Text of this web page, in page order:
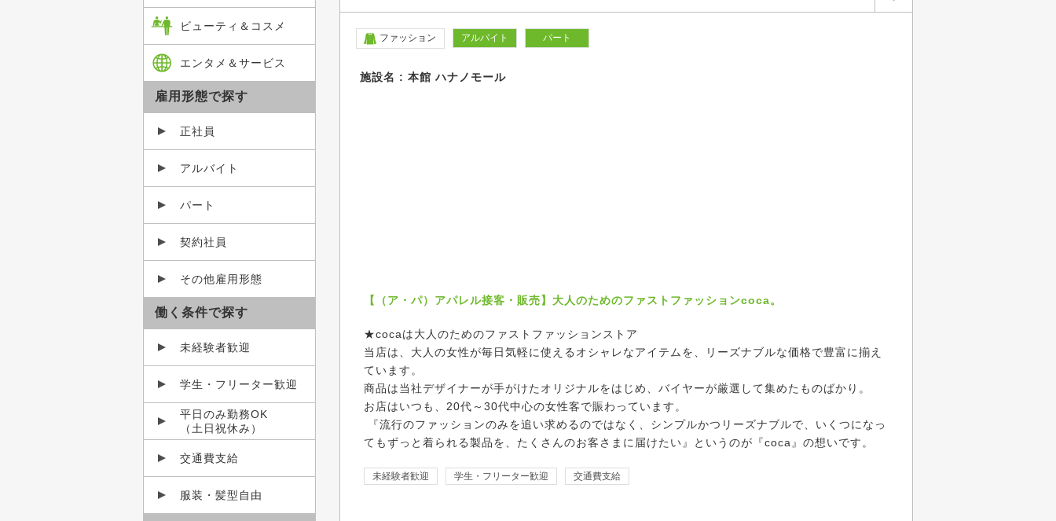
ビューティ＆コスメ
エンタメ＆サービス
雇用形態で探す
正社員
アルバイト
パート
契約社員
その他雇用形態
働く条件で探す
未経験者歓迎
学生・フリーター歓迎
平日のみ勤務OK
（土日祝休み）
交通費支給
服装・髪型自由
ファッション アルバイト パート
施設名 : 本館 ハナノモール
【（ア・パ）アパレル接客・販売】大人のためのファストファッションcoca。
★cocaは大人のためのファストファッションストア
当店は、大人の女性が毎日気軽に使えるオシャレなアイテムを、リーズナブルな価格で豊富に揃え
ています。
商品は当社デザイナーが手がけたオリジナルをはじめ、バイヤーが厳選して集めたものばかり。
お店はいつも、20代～30代中心の女性客で賑わっています。
『流行のファッションのみを追い求めるのではなく、シンプルかつリーズナブルで、いくつになっ
てもずっと着られる製品を、たくさんのお客さまに届けたい』というのが『coca』の想いです。
未経験者歓迎 学生・フリーター歓迎 交通費支給